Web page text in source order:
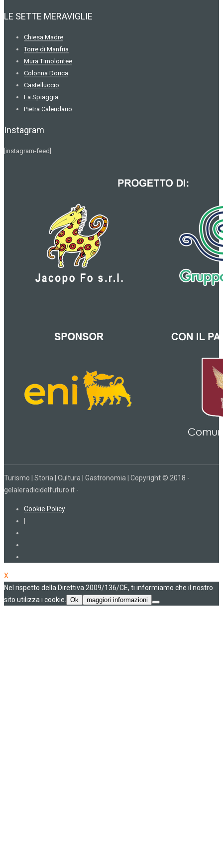
LE SETTE MERAVIGLIE
Chiesa Madre
Torre di Manfria
Mura Timolontee
Colonna Dorica
Castelluccio
La Spiaggia
Pietra Calendario
Instagram
[instagram-feed]
Turismo | Storia | Cultura | Gastronomia | Copyright © 2018 -
gelaleradicidelfuturo.it -
Cookie Policy
X
Nel rispetto della Direttiva 2009/136/CE, ti informiamo che il nostro
sito utilizza i cookie.
Ok maggiori informazioni